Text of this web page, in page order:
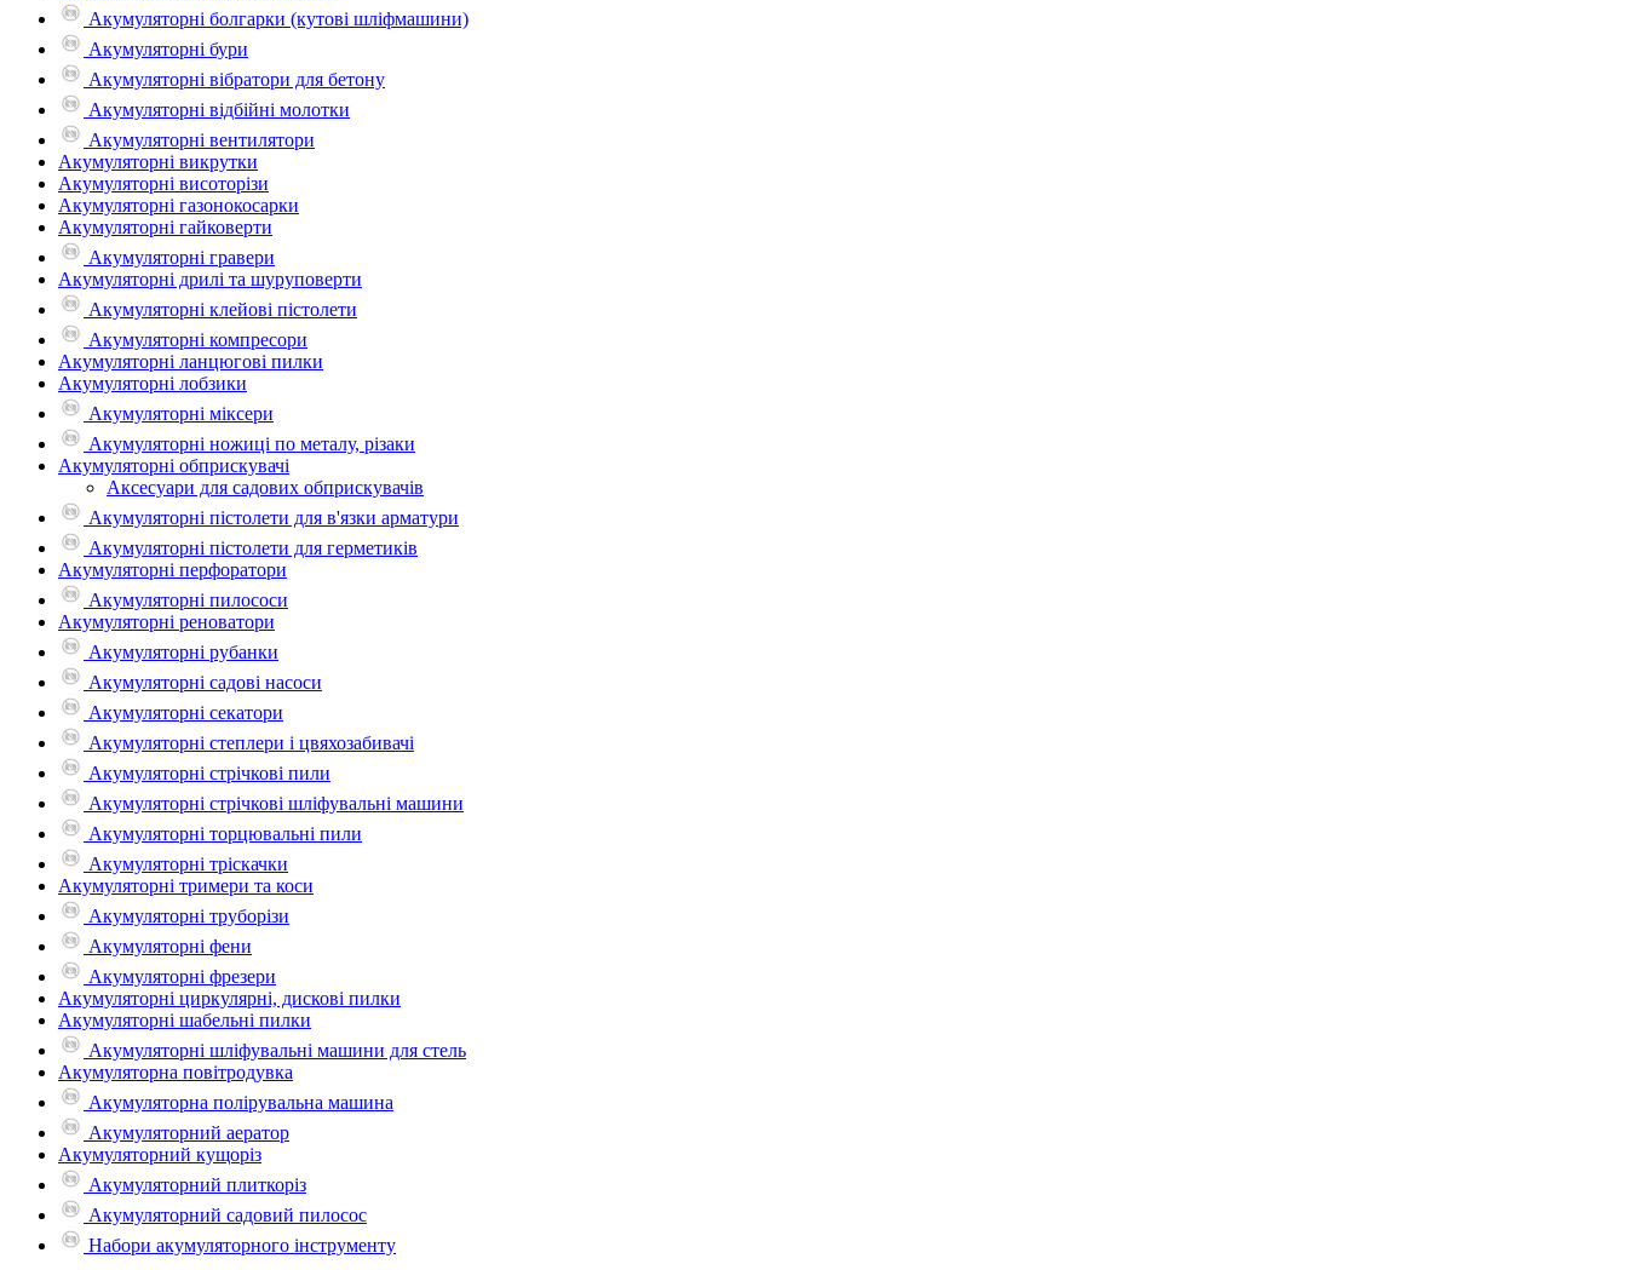
Акумуляторні болгарки (кутові шліфмашини)
Акумуляторні бури
Акумуляторні вібратори для бетону
Акумуляторні відбійні молотки
Акумуляторні вентилятори
Акумуляторні викрутки
Акумуляторні висоторізи
Акумуляторні газонокосарки
Акумуляторні гайковерти
Акумуляторні гравери
Акумуляторні дрилі та шуруповерти
Акумуляторні клейові пістолети
Акумуляторні компресори
Акумуляторні ланцюгові пилки
Акумуляторні лобзики
Акумуляторні міксери
Акумуляторні ножиці по металу, різаки
Акумуляторні обприскувачі
Аксесуари для садових обприскувачів
Акумуляторні пістолети для в'язки арматури
Акумуляторні пістолети для герметиків
Акумуляторні перфоратори
Акумуляторні пилососи
Акумуляторні реноватори
Акумуляторні рубанки
Акумуляторні садові насоси
Акумуляторні секатори
Акумуляторні степлери і цвяхозабивачі
Акумуляторні стрічкові пили
Акумуляторні стрічкові шліфувальні машини
Акумуляторні торцювальні пили
Акумуляторні тріскачки
Акумуляторні тримери та коси
Акумуляторні труборізи
Акумуляторні фени
Акумуляторні фрезери
Акумуляторні циркулярні, дискові пилки
Акумуляторні шабельні пилки
Акумуляторні шліфувальні машини для стель
Акумуляторна повітродувка
Акумуляторна полірувальна машина
Акумуляторний аератор
Акумуляторний кущоріз
Акумуляторний плиткоріз
Акумуляторний садовий пилосос
Набори акумуляторного інструменту